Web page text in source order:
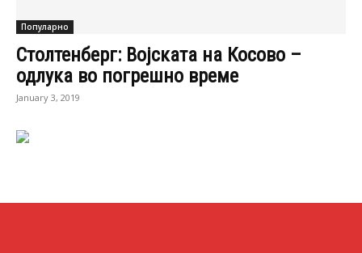
Популарно
Столтенберг: Војската на Косово –
одлука во погрешно време
January 3, 2019